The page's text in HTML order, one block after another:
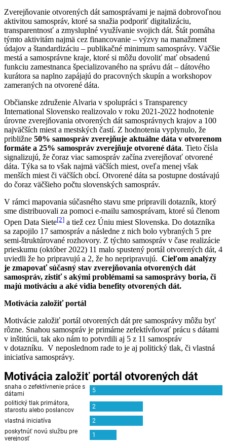
Zverejňovanie otvorených dát samosprávami je najmä dobrovoľnou
aktivitou samospráv, ktoré sa snažia podporiť digitalizáciu,
transparentnosť a zmysluplné využívanie svojich dát. Štát pomáha
týmto aktivitám najmä cez financovanie – výzvy na manažment
údajov a štandardizáciu – publikačné minimum samosprávy. Väčšie
mestá a samosprávne kraje, ktoré si môžu dovoliť mať obsadenú
funkciu zamestnanca špecializovaného na správu dát – dátového
kurátora sa naplno zapájajú do pracovných skupín a workshopov
zameraných na otvorené dáta.
Občianske združenie Alvaria v spolupráci s Transparency
International Slovensko realizovalo v roku 2021-2022 hodnotenie
úrovne zverejňovania otvorených dát samosprávnych krajov a 100
najväčších miest a mestských častí. Z hodnotenia vyplynulo, že
približne 50% samospráv zverejňuje aktuálne dáta v otvorenom
formáte a 25% samospráv zverejňuje otvorené dáta. Tieto čísla
signalizujú, že čoraz viac samospráv začína zverejňovať otvorené
dáta. Týka sa to však najmä väčších miest, oveľa menej však
menších miest či väčších obcí. Otvorené dáta sa postupne dostávajú
do čoraz väčšieho počtu slovenských samospráv.
V rámci mapovania súčasného stavu sme pripravili dotazník, ktorý
sme distribuovali za pomoci e-mailu samosprávam, ktoré sú členom
Open Data Siete[2] a tiež cez Úniu miest Slovenska. Do dotazníka
sa zapojilo 17 samospráv a následne z nich bolo vybraných 5 pre
semi-štruktúrované rozhovory. Z týchto samospráv v čase realizácie
prieskumu (október 2022) 11 malo spustený portál otvorených dát, 4
uviedli že ho pripravujú a 2, že ho nepripravujú. Cieľom analýzy
je zmapovať súčasný stav zverejňovania otvorených dát
samospráv, zistiť s akými problémami sa samosprávy boria, či
majú motiváciu a aké vidia benefity otvorených dát.
Motivácia založiť portál
Motivácie založiť portál otvorených dát pre samosprávy môžu byť
rôzne. Snahou samospráv je primárne zefektívňovať prácu s dátami
v inštitúcii, tak ako nám to potvrdili aj 5 z 11 samospráv
v dotazníku. V neposlednom rade to je aj politický tlak, či vlastná
iniciatíva samosprávy.